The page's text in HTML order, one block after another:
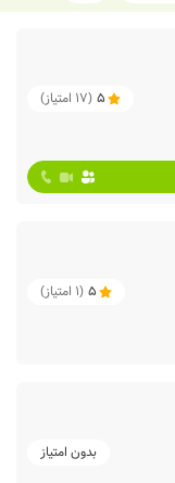
5
(
17 امتیاز)
5
(
1 امتیاز)
بدون امتیاز